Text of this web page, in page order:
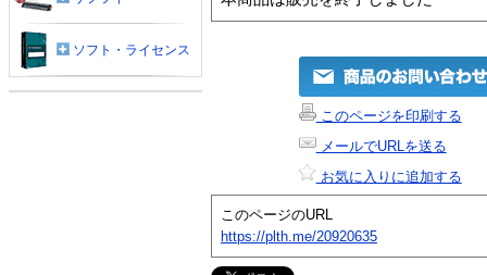
このページを印刷する
メールでURLを送る
お気に入りに追加する
このページのURL
https://plth.me/20920635
ソフト・ライセンス